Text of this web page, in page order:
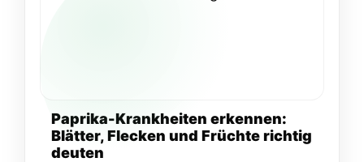
Paprika-Krankheiten erkennen:
Blätter, Flecken und Früchte richtig
deuten